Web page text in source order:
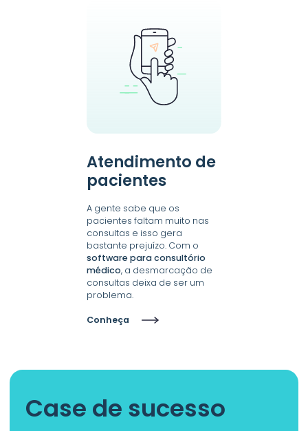
Atendimento de
pacientes
A gente sabe que os
pacientes faltam muito nas
consultas e isso gera
bastante prejuízo. Com o
software para consultório
médico, a desmarcação de
consultas deixa de ser um
problema.
Conheça
Case de sucesso